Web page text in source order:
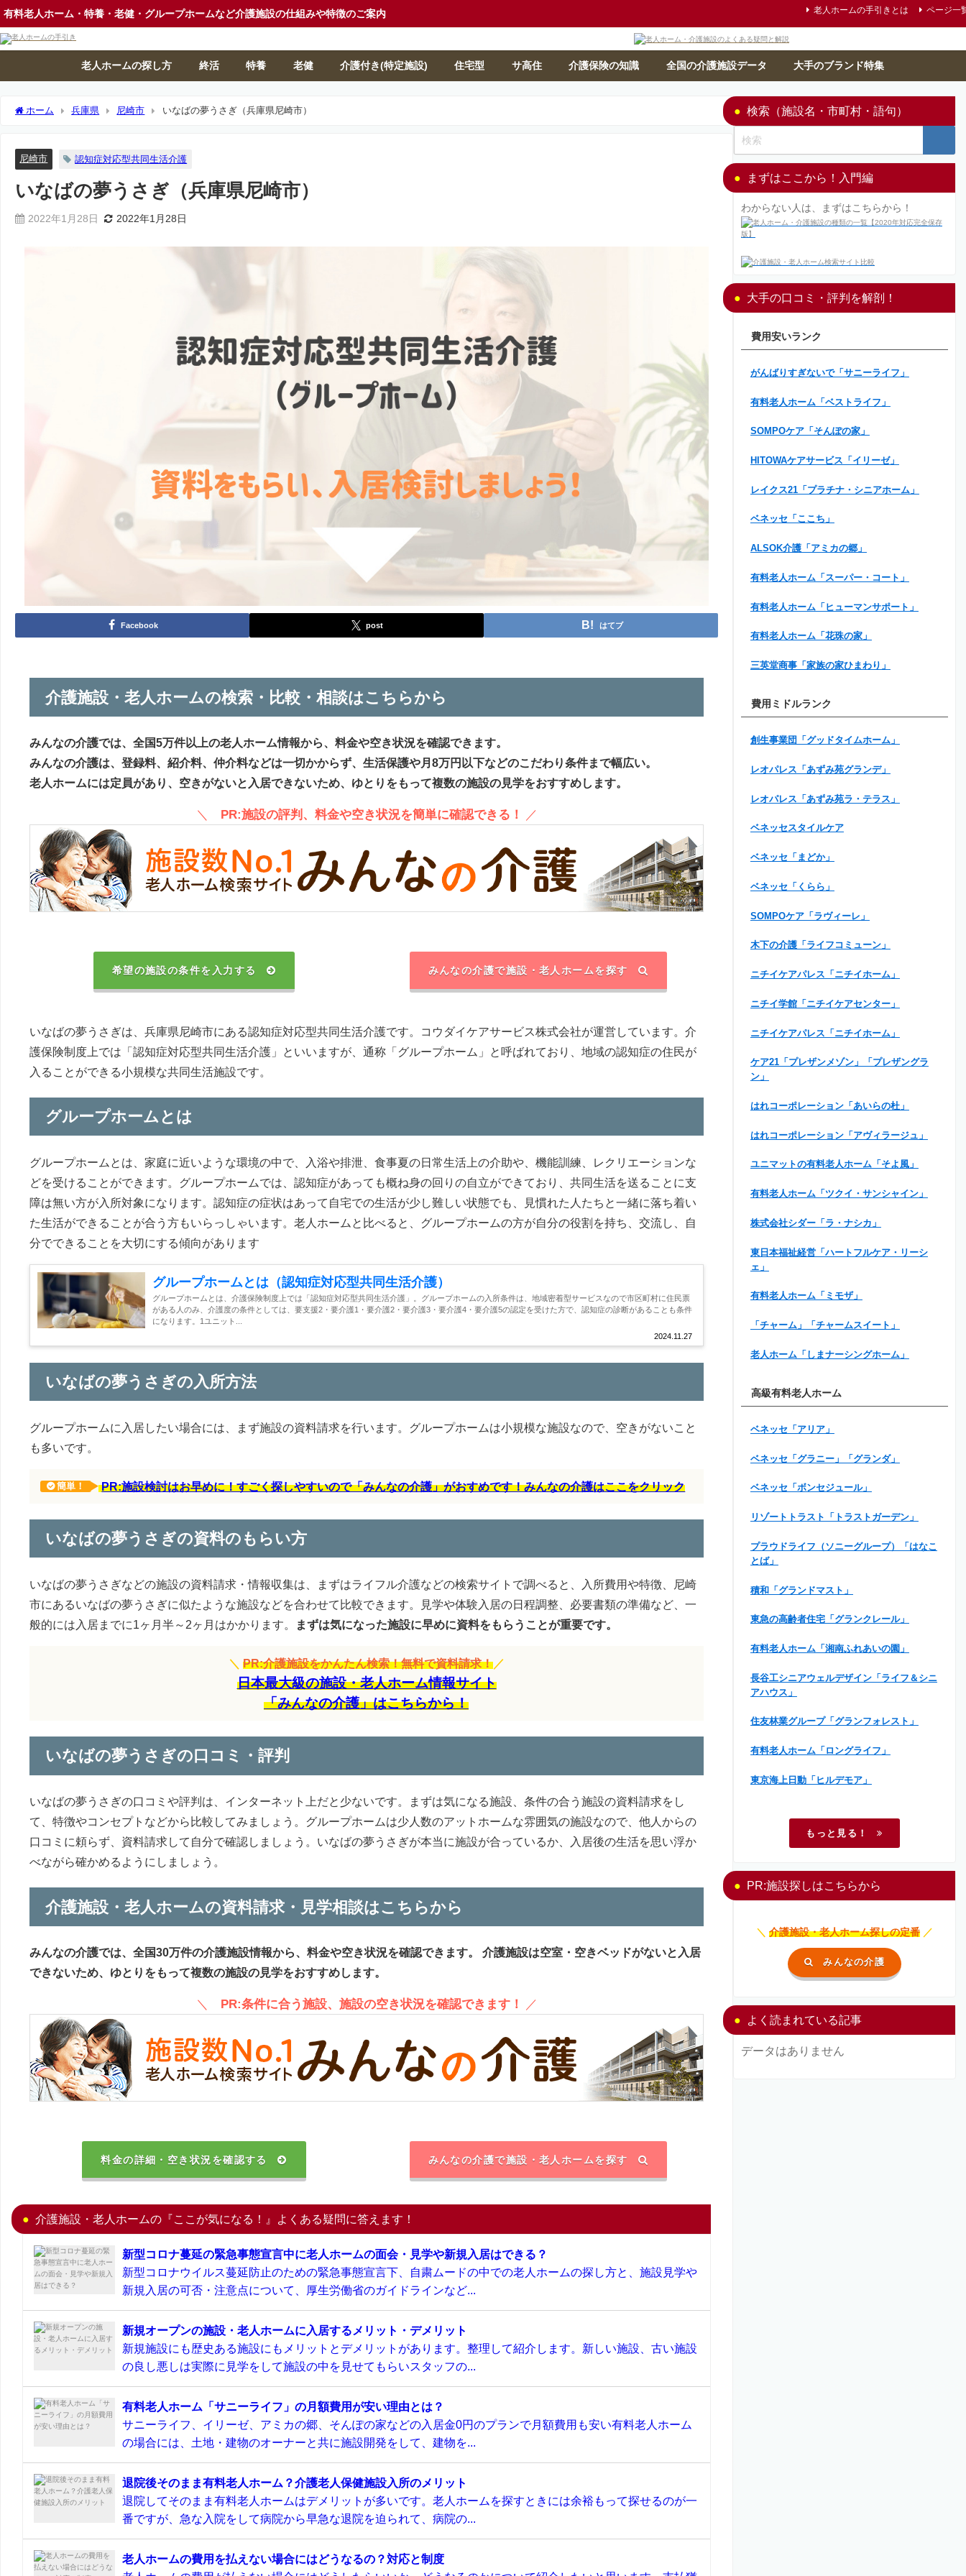
有料老人ホーム・特養・老健・グループホームなど介護施設の仕組みや特徴のご案内 老人ホームの手引きとは ページ一
老人ホームの探し方 終活 特養 老健 介護付き(特定施設) 住宅型 サ高住 介護保険の知識 全国の介護施設データ 大手のブランド特集
ホーム 兵庫県 尼崎市 いなばの夢うさぎ（兵庫県尼崎市）
尼崎市 認知症対応型共同生活介護
いなばの夢うさぎ（兵庫県尼崎市）
2022年1月28日 2022年1月28日
Facebook post はてブ
介護施設・老人ホームの検索・比較・相談はこちらから
みんなの介護では、全国5万件以上の老人ホーム情報から、料金や空き状況を確認できます。
みんなの介護は、登録料、紹介料、仲介料などは一切かからず、生活保護や月8万円以下などのこだわり条件まで幅広い。
老人ホームには定員があり、空きがないと入居できないため、ゆとりをもって複数の施設の見学をおすすめします。
＼ PR:施設の評判、料金や空き状況を簡単に確認できる！ ／
希望の施設の条件を入力する みんなの介護で施設・老人ホームを探す
いなばの夢うさぎは、兵庫県尼崎市にある認知症対応型共同生活介護です。コウダイケアサービス株式会社が運営しています。介
護保険制度上では「認知症対応型共同生活介護」といいますが、通称「グループホーム」と呼ばれており、地域の認知症の住民が
入ることができる小規模な共同生活施設です。
グループホームとは
グループホームとは、家庭に近いような環境の中で、入浴や排泄、食事夏の日常生活上の介助や、機能訓練、レクリエーションな
どを受けることができます。グループホームでは、認知症があっても概ね身の回りの自立ができており、共同生活を送ることに支
障は無い方が入所対象になります。認知症の症状はあって自宅での生活が少し難しい状態でも、見慣れた人たちと一緒に落ち着い
た生活ができることが合う方もいらっしゃいます。老人ホームと比べると、グループホームの方が自分の役割を持ち、交流し、自
分でできることを大切にする傾向があります
グループホームとは（認知症対応型共同生活介護）
2024.11.27
グループホームとは、介護保険制度上では「認知症対応型共同生活介護」。グループホームの入所条件は、地域密着型サービスなので市区町村に住民票
がある人のみ、介護度の条件としては、要支援2・要介護1・要介護2・要介護3・要介護4・要介護5の認定を受けた方で、認知症の診断があることも条件
になります。1ユニット...
いなばの夢うさぎの入所方法
グループホームに入居したい場合には、まず施設の資料請求を行います。グループホームは小規模な施設なので、空きがないこと
も多いです。
簡単！ PR:施設検討はお早めに！すごく探しやすいので「みんなの介護」がおすめです！みんなの介護はここをクリック
いなばの夢うさぎの資料のもらい方
いなばの夢うさぎなどの施設の資料請求・情報収集は、まずはライフル介護などの検索サイトで調べると、入所費用や特徴、尼崎
市にあるいなばの夢うさぎに似たような施設などを合わせて比較できます。見学や体験入居の日程調整、必要書類の準備など、一
般的には入居までに1ヶ月半～2ヶ月はかかります。
まずは気になった施設に早めに資料をもらうことが重要です。
＼ PR:介護施設をかんたん検索！無料で資料請求！ ／
日本最大級の施設・老人ホーム情報サイト
「みんなの介護」はこちらから！
いなばの夢うさぎの口コミ・評判
いなばの夢うさぎの口コミや評判は、インターネット上だと少ないです。まずは気になる施設、条件の合う施設の資料請求をし
て、特徴やコンセプトなどから比較してみましょう。グループホームは少人数のアットホームな雰囲気の施設なので、他人からの
口コミに頼らず、資料請求して自分で確認しましょう。いなばの夢うさぎが本当に施設が合っているか、入居後の生活を思い浮か
べながら確かめるようにしましょう。
介護施設・老人ホームの資料請求・見学相談はこちらから
みんなの介護では、全国30万件の介護施設情報から、料金や空き状況を確認できます。
介護施設は空室・空きベッドがないと入居
できないため、ゆとりをもって複数の施設の見学をおすすめします。
＼ PR:条件に合う施設、施設の空き状況を確認できます！ ／
料金の詳細・空き状況を確認する みんなの介護で施設・老人ホームを探す
介護施設・老人ホームの『ここが気になる！』よくある疑問に答えます！
新型コロナ蔓延の緊急事態宣言中に老人ホームの面会・見学や新規入居はできる？
新型コロナウイルス蔓延防止のための緊急事態宣言下、自粛ムードの中での老人ホームの探し方と、施設見学や
新規入居の可否・注意点について、厚生労働省のガイドラインなど...
新規オープンの施設・老人ホームに入居するメリット・デメリット
新規施設にも歴史ある施設にもメリットとデメリットがあります。整理して紹介します。新しい施設、古い施設
の良し悪しは実際に見学をして施設の中を見せてもらいスタッフの...
有料老人ホーム「サニーライフ」の月額費用が安い理由とは？
サニーライフ、イリーゼ、アミカの郷、そんぽの家などの入居金0円のプランで月額費用も安い有料老人ホーム
の場合には、土地・建物のオーナーと共に施設開発をして、建物を...
退院後そのまま有料老人ホーム？介護老人保健施設入所のメリット
退院してそのまま有料老人ホームはデメリットが多いです。老人ホームを探すときには余裕もって探せるのが一
番ですが、急な入院をして病院から早急な退院を迫られて、病院の...
老人ホームの費用を払えない場合にはどうなるの？対応と制度
検索（施設名・市町村・語句）
まずはここから！入門編
わからない人は、まずはこちらから！
大手の口コミ・評判を解剖！
費用安いランク
がんばりすぎないで「サニーライフ」
有料老人ホーム「ベストライフ」
SOMPOケア「そんぽの家」
HITOWAケアサービス「イリーゼ」
レイクス21「プラチナ・シニアホーム」
ベネッセ「ここち」
ALSOK介護「アミカの郷」
有料老人ホーム「スーパー・コート」
有料老人ホーム「ヒューマンサポート」
有料老人ホーム「花珠の家」
三英堂商事「家族の家ひまわり」
費用ミドルランク
創生事業団「グッドタイムホーム」
レオパレス「あずみ苑グランデ」
レオパレス「あずみ苑ラ・テラス」
ベネッセスタイルケア
ベネッセ「まどか」
ベネッセ「くらら」
SOMPOケア「ラヴィーレ」
木下の介護「ライフコミューン」
ニチイケアパレス「ニチイホーム」
ニチイ学館「ニチイケアセンター」
ニチイケアパレス「ニチイホーム」
ケア21「プレザンメゾン」「プレザングラ
ン」
はれコーポレーション「あいらの杜」
はれコーポレーション「アヴィラージュ」
ユニマットの有料老人ホーム「そよ風」
有料老人ホーム「ツクイ・サンシャイン」
株式会社シダー「ラ・ナシカ」
東日本福祉経営「ハートフルケア・リーシ
ェ」
有料老人ホーム「ミモザ」
「チャーム」「チャームスイート」
老人ホーム「しまナーシングホーム」
高級有料老人ホーム
ベネッセ「アリア」
ベネッセ「グラニー」「グランダ」
ベネッセ「ボンセジュール」
リゾートトラスト「トラストガーデン」
プラウドライフ（ソニーグループ）「はなこ
とば」
積和「グランドマスト」
東急の高齢者住宅「グランクレール」
有料老人ホーム「湘南ふれあいの園」
長谷工シニアウェルデザイン「ライフ＆シニ
アハウス」
住友林業グループ「グランフォレスト」
有料老人ホーム「ロングライフ」
東京海上日動「ヒルデモア」
もっと見る！
PR:施設探しはこちらから
＼ 介護施設・老人ホーム探しの定番 ／
みんなの介護
よく読まれている記事
データはありません